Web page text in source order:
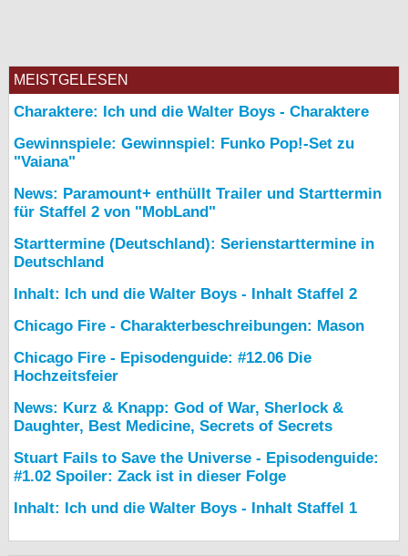
MEISTGELESEN
Charaktere: Ich und die Walter Boys - Charaktere
Gewinnspiele: Gewinnspiel: Funko Pop!-Set zu
"Vaiana"
News: Paramount+ enthüllt Trailer und Starttermin
für Staffel 2 von "MobLand"
Starttermine (Deutschland): Serienstarttermine in
Deutschland
Inhalt: Ich und die Walter Boys - Inhalt Staffel 2
Chicago Fire - Charakterbeschreibungen: Mason
Chicago Fire - Episodenguide: #12.06 Die
Hochzeitsfeier
News: Kurz & Knapp: God of War, Sherlock &
Daughter, Best Medicine, Secrets of Secrets
Stuart Fails to Save the Universe - Episodenguide:
#1.02 Spoiler: Zack ist in dieser Folge
Inhalt: Ich und die Walter Boys - Inhalt Staffel 1